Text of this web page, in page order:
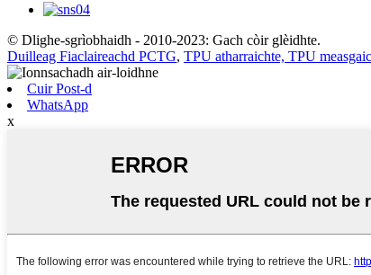
© Dlighe-sgrìobhaidh - 2010-2023: Gach còir glèidhte.
Duilleag Fiaclaireachd PCTG, TPU atharraichte, TPU
Cuir Post-d
WhatsApp
x